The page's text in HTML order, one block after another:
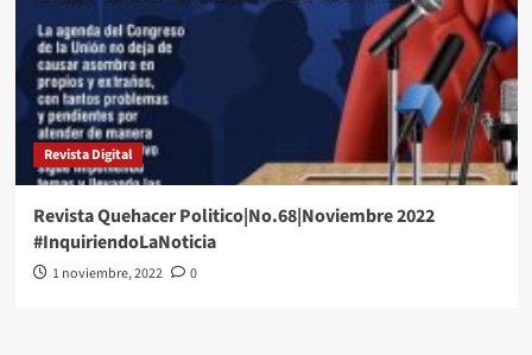
Revista Digital
Revista Quehacer Politico|No.68|Noviembre 2022
#InquiriendoLaNoticia
1 noviembre, 2022 0